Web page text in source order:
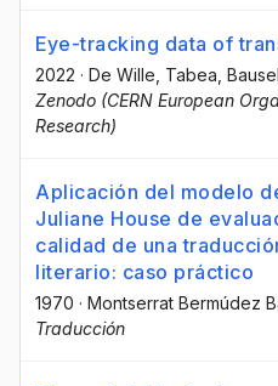
Eye-tracking data of
2022 · De Wille, Tabea ,
Zenodo (CERN European
Research)
Aplicación del modelo
Juliane House de
calidad de una
literario: caso práctico
1970 · Montserrat Bermúdez
Traducción